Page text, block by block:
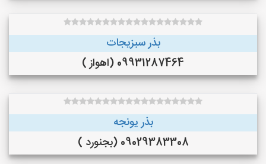
بذر سبزیجات
09931287464 (اهواز )
بذر یونجه
09029383308 (بجنورد )